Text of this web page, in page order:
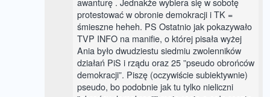
protestować w obronie demokracji i TK =
śmieszne heheh. PS Ostatnio jak pokazywało
TVP INFO na manifie, o której pisała wyżej
Ania było dwudziestu siedmiu zwolenników
działań PiS i rządu oraz 25 ”pseudo obrońców
demokracji”. Piszę (oczywiście subiektywnie)
pseudo, bo podobnie jak tu tylko nieliczni